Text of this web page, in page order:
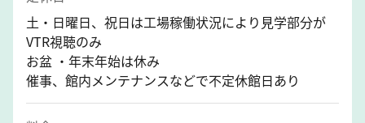
土・日曜日、祝日は工場稼働状況により見学部分が
VTR視聴のみ
お盆 ・年末年始は休み
催事、館内メンテナンスなどで不定休館日あり